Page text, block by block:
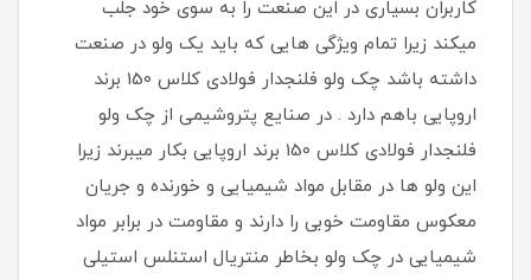
کاربران بسیاری در این صنعت را به سوی خود جلب
میکند زیرا تمام ویژگی هایی که باید یک ولو در صنعت
داشته باشد چک ولو فلنجدار فولادی کلاس 150 برند
اروپایی باهم دارد . در صنایع پتروشیمی از چک ولو
فلنجدار فولادی کلاس 150 برند اروپایی بکار میبرند زیرا
این ولو ها در مقابل مواد شیمیایی و خورنده و جریان
معکوس مقاومت خوبی را دارند و مقاومت در برابر مواد
شیمیایی در چک ولو بخاطر منتریال استنلس استیلی